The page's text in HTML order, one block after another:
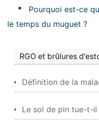
*
Pourquoi est-ce
le temps du muguet ?
RGO et brûlures
Définition de la
Le sol de pin tue-t-